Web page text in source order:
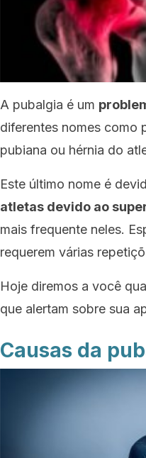
A pubalgia é um
diferentes nomes como
pubiana ou hérnia do
Este último nome é
atletas devido ao
mais frequente neles.
requerem várias
Hoje diremos a você
que alertam sobre sua
Causas da